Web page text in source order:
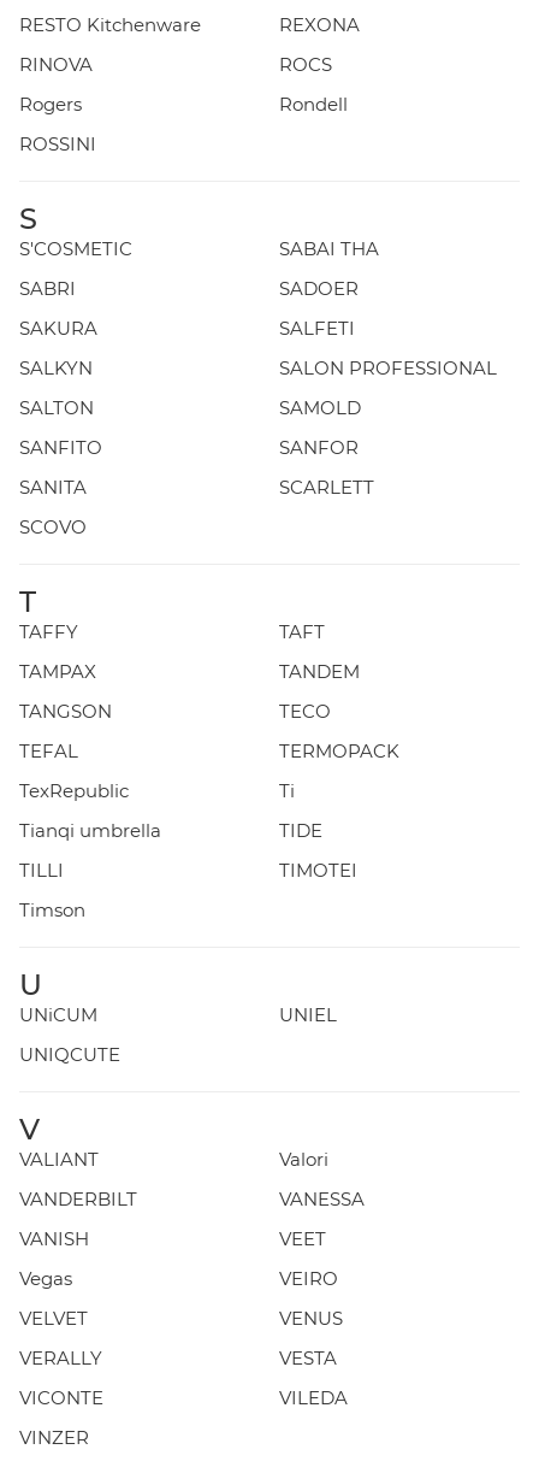
RESTO Kitchenware
REXONA
RINOVA
ROCS
Rogers
Rondell
ROSSINI
S
S'COSMETIC
SABAI THA
SABRI
SADOER
SAKURA
SALFETI
SALKYN
SALON PROFESSIONAL
SALTON
SAMOLD
SANFITO
SANFOR
SANITA
SCARLETT
SCOVO
T
TAFFY
TAFT
TAMPAX
TANDEM
TANGSON
TECO
TEFAL
TERMOPACK
TexRepublic
Ti
Tianqi umbrella
TIDE
TILLI
TIMOTEI
Timson
U
UNiCUM
UNIEL
UNIQCUTE
V
VALIANT
Valori
VANDERBILT
VANESSA
VANISH
VEET
Vegas
VEIRO
VELVET
VENUS
VERALLY
VESTA
VICONTE
VILEDA
VINZER